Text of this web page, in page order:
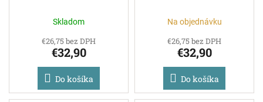
Skladom
€26,75 bez DPH
€32,90
Do košíka
Na objednávku
€26,75 bez DPH
€32,90
Do košíka